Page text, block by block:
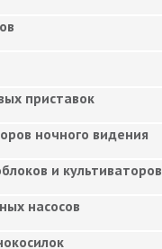
приставок
ночного видения
и культиваторов
насосов